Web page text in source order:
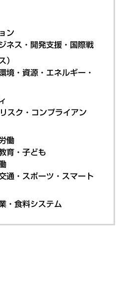
ン
ネス・開発支援・国際戦
）
境・資源・エネルギー・
スク・コンプライアン
働
育・子ども
通・スポーツ・スマート
・食料システム